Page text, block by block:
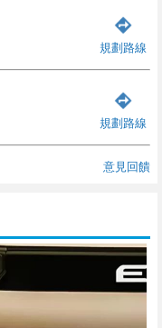
規劃路線
規劃路線
意見回饋